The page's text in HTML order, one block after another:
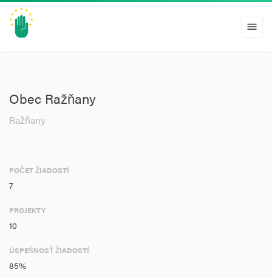
menu
Obec Ražňany
Ražňany
POČET ŽIADOSTÍ
7
PROJEKTY
10
ÚSPEŠNOSŤ ŽIADOSTÍ
85%